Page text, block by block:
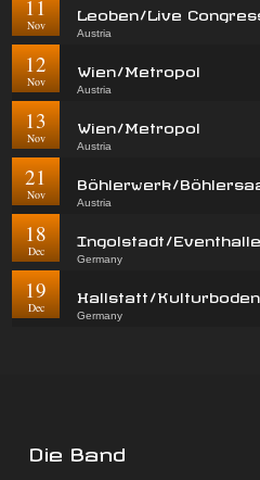
11
Nov
Leoben/Live
Austria
12
Nov
Wien/Metropol
Austria
13
Nov
Wien/Metropol
Austria
21
Nov
Böhlerwerk/
Austria
18
Dec
Ingolstadt/
Germany
19
Dec
Hallstatt/Kulturboden
Germany
Die Band